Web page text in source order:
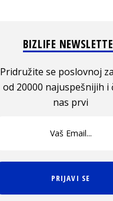
BIZLIFE
Pridružite se poslovnoj
od 20000 najuspešnijih i
nas prvi
PRIJAVI SE